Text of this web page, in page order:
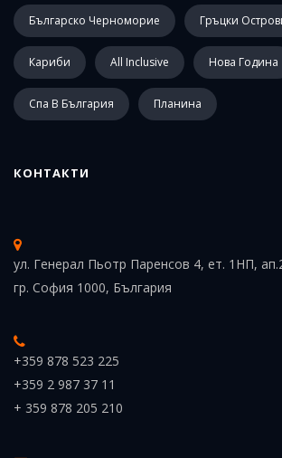
Българско Черноморие Гръцки
Кариби All Inclusive Нова Година
Спа В България Планина
КОНТАКТИ
ул. Генерал Пьотр Паренсов 4, ет. 1НП,
гр. София 1000, България
+359 878 523 225
+359 2 987 37 11
+ 359 878 205 210